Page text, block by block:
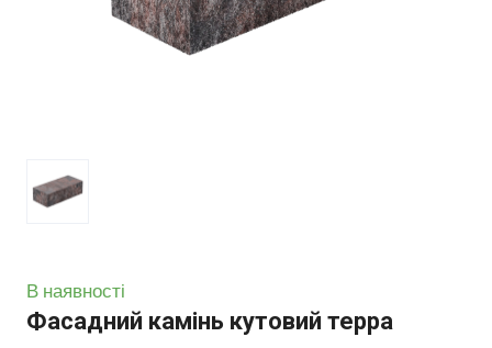
В наявності
Фасадний камінь кутовий терра